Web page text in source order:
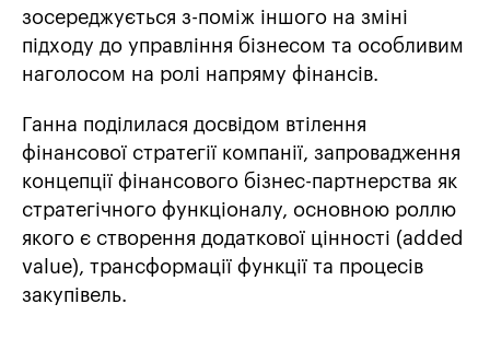
зосереджується з-поміж іншого на зміні
підходу до управління бізнесом та особливим
наголосом на ролі напряму фінансів.
Ганна поділилася досвідом втілення
фінансової стратегії компанії, запровадження
концепції фінансового бізнес-партнерства як
стратегічного функціоналу, основною роллю
якого є створення додаткової цінності (added
value), трансформації функції та процесів
закупівель.